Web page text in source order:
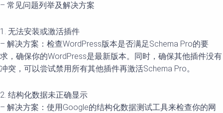
– 常见问题列举及解决方案
1. 无法安装或激活插件
– 解决方案：检查WordPress版本是否满足Schema Pro的要
求，确保你的WordPress是最新版本。同时，确保其他插件没有
冲突，可以尝试禁用所有其他插件再激活Schema Pro。
2. 结构化数据未正确显示
– 解决方案：使用Google的结构化数据测试工具来检查你的网